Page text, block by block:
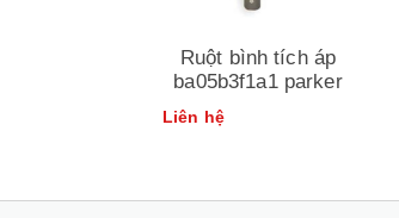
Ruột bình tích áp
ba05b3f1a1 parker
Liên hệ